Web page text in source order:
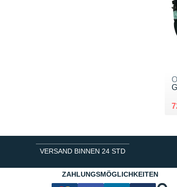
VERSAND BINNEN 24 STD
ZAHLUNGSMÖGLICHKEITEN